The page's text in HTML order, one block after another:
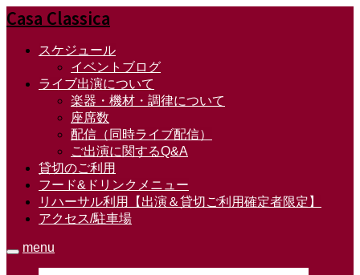
Casa Classica
スケジュール
イベントブログ
ライブ出演について
楽器・機材・調律について
座席数
配信（同時ライブ配信）
ご出演に関するQ&A
貸切のご利用
フード&ドリンクメニュー
リハーサル利用【出演＆貸切ご利用確定者限定】
アクセス/駐車場
menu